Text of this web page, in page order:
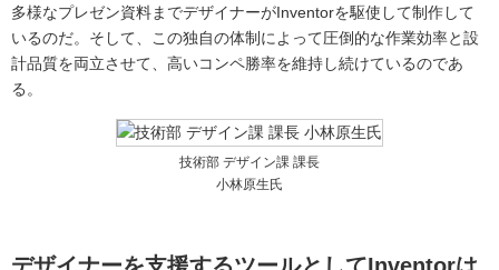
多様なプレゼン資料までデザイナーがInventorを駆使して制作して
いるのだ。そして、この独自の体制によって圧倒的な作業効率と設
計品質を両立させて、高いコンペ勝率を維持し続けているのであ
る。
技術部 デザイン課 課長
小林原生氏